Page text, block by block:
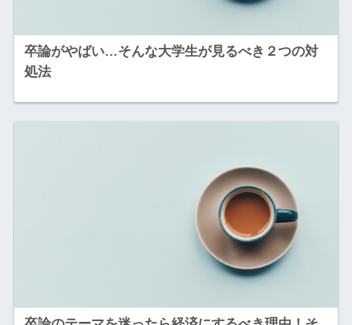
卒論がやばい…そんな大学生が見るべき２つの対
処法